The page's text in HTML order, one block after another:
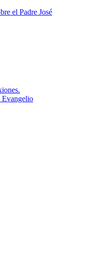
Evangelio